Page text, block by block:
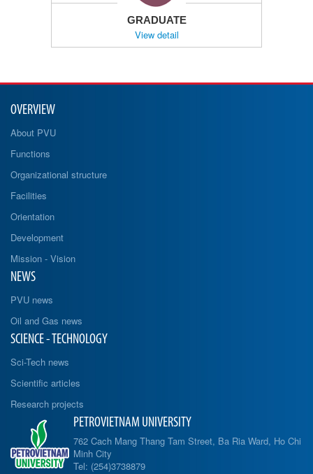
GRADUATE
View detail
OVERVIEW
About PVU
Functions
Organizational structure
Facilities
Orientation
Development
Mission - Vision
NEWS
PVU news
Oil and Gas news
SCIENCE - TECHNOLOGY
Sci-Tech news
Scientific articles
Research projects
PETROVIETNAM UNIVERSITY
762 Cach Mang Thang Tam Street, Ba Ria Ward, Ho Chi
Minh City
Tel: (254)3738879